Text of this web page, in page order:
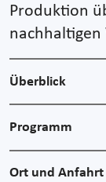
Produktion
nachhaltigen
Überblick
Programm
Ort und Anfahrt